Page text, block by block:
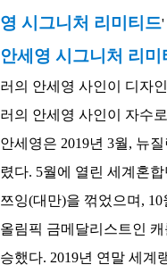
영 시그니처 리미티드'
안세영 시그니처 리미
러의 안세영 사인이 디자
러의 안세영 사인이 자수
안세영은 2019년 3월, 뉴
렸다. 5월에 열린 세계혼
쯔잉(대만)을 꺾었으며,
올림픽 금메달리스트인
승했다. 2019년 연말 세계